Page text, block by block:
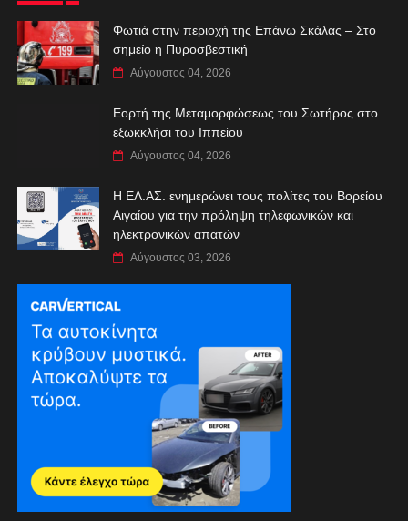
Φωτιά στην περιοχή της Επάνω Σκάλας – Στο
σημείο η Πυροσβεστική
Αύγουστος 04, 2026
Εορτή της Μεταμορφώσεως του Σωτήρος στο
εξωκκλήσι του Ιππείου
Αύγουστος 04, 2026
Η ΕΛ.ΑΣ. ενημερώνει τους πολίτες του Βορείου
Αιγαίου για την πρόληψη τηλεφωνικών και
ηλεκτρονικών απατών
Αύγουστος 03, 2026